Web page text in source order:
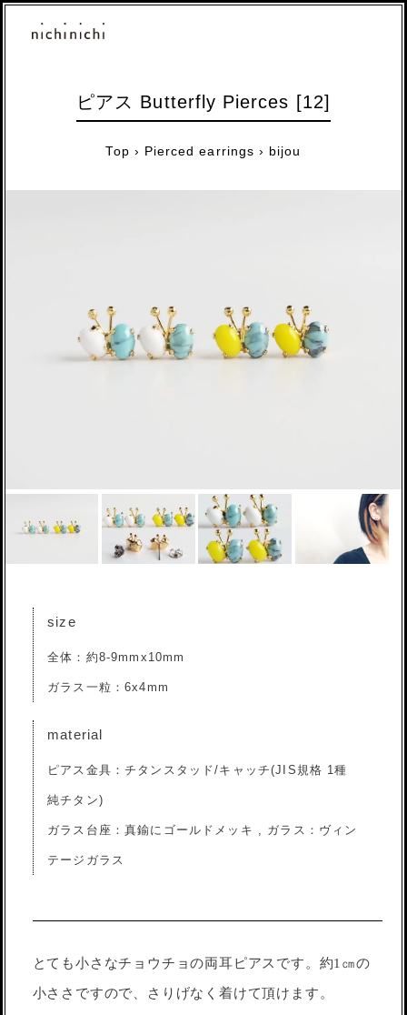
ピアス Butterfly Pierces [12]
Top › Pierced earrings › bijou
size
全体：約8-9mmx10mm
ガラス一粒：6x4mm
material
ピアス金具：チタンスタッド/キャッチ(JIS規格 1種
純チタン)
ガラス台座：真鍮にゴールドメッキ , ガラス：ヴィン
テージガラス
とても小さなチョウチョの両耳ピアスです。約1㎝の
小ささですので、さりげなく着けて頂けます。